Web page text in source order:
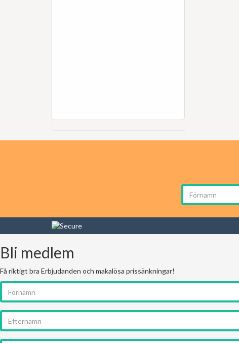
Bli medlem
Få riktigt bra Erbjudanden och makalösa prissänkningar!